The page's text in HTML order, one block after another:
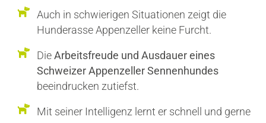
Auch in schwierigen Situationen zeigt die
Hunderasse Appenzeller keine Furcht.
DieArbeitsfreude und Ausdauer eines
Schweizer Appenzeller Sennenhundes
beeindrucken zutiefst.
Mit seiner Intelligenz lernt er schnell und gerne